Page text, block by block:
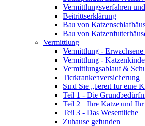
Vermittlungsverfahren
Beitrittserklärung
Bau von
Bau von
Vermittlung
Vermittlung - Erwachsene
Vermittlung -
Vermittlungsablauf &
Tierkrankenversicherung
Sind Sie „bereit für eine
Teil 1 - Die
Teil 2 - Ihre Katze und Ihr
Teil 3 - Das Wesentliche
Zuhause gefunden